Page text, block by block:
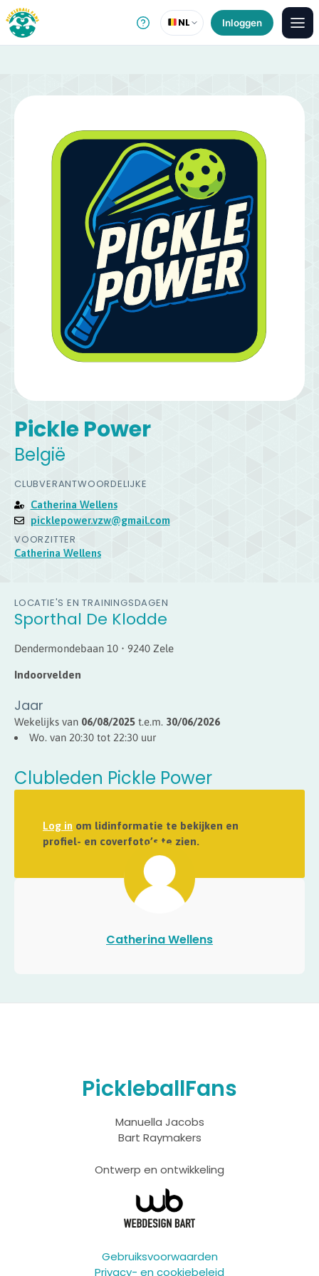
Pickle Power
België
CLUBVERANTWOORDELIJKE
Catherina Wellens
picklepower.vzw@gmail.com
VOORZITTER
Catherina Wellens
LOCATIE'S EN TRAININGSDAGEN
Sporthal De Klodde
Dendermondebaan 10 • 9240 Zele
Indoorvelden
Jaar
Wekelijks van 06/08/2025 t.e.m. 30/06/2026
Wo. van 20:30 tot 22:30 uur
Clubleden Pickle Power
Log in om lidinformatie te bekijken en
profiel- en coverfoto’s te zien.
Catherina Wellens
PickleballFans
Manuella Jacobs
Bart Raymakers
Ontwerp en ontwikkeling
Gebruiksvoorwaarden
Privacy- en cookiebeleid
NL Inloggen